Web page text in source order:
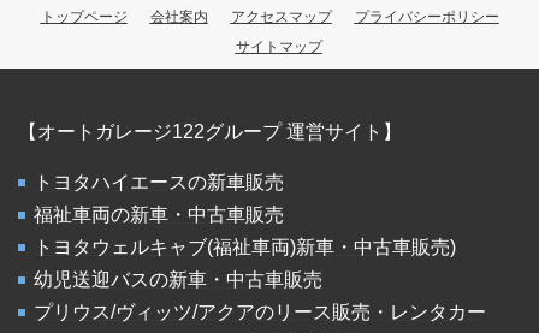
トップページ 会社案内 アクセスマップ
プライバシーポリシー
サイトマップ
【オートガレージ122グループ 運営サイト】
トヨタハイエースの新車販売
福祉車両の新車・中古車販売
トヨタウェルキャブ(福祉車両)新車・中古車販売)
幼児送迎バスの新車・中古車販売
プリウス/ヴィッツ/アクアのリース販売・レンタカー